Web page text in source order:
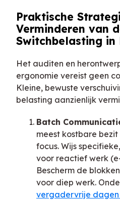
Praktische
Verminderen van
Switchbelasting in
Het auditen en
ergonomie vereist geen
Kleine, bewuste
belasting aanzienlijk
Batch
meest kostbare
focus. Wijs
voor reactief werk
Bescherm de
voor diep werk.
vergadervrije